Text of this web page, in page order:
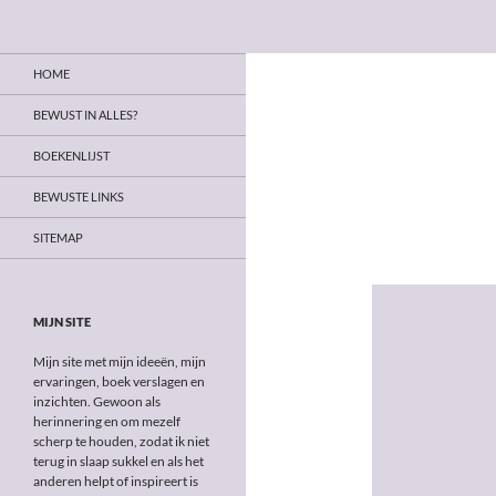
naar
HOME
BEWUST IN ALLES?
BOEKENLIJST
BEWUSTE LINKS
SITEMAP
MIJN SITE
Mijn site met mijn ideeën, mijn
ervaringen, boek verslagen en
inzichten. Gewoon als
herinnering en om mezelf
scherp te houden, zodat ik niet
terug in slaap sukkel en als het
anderen helpt of inspireert is